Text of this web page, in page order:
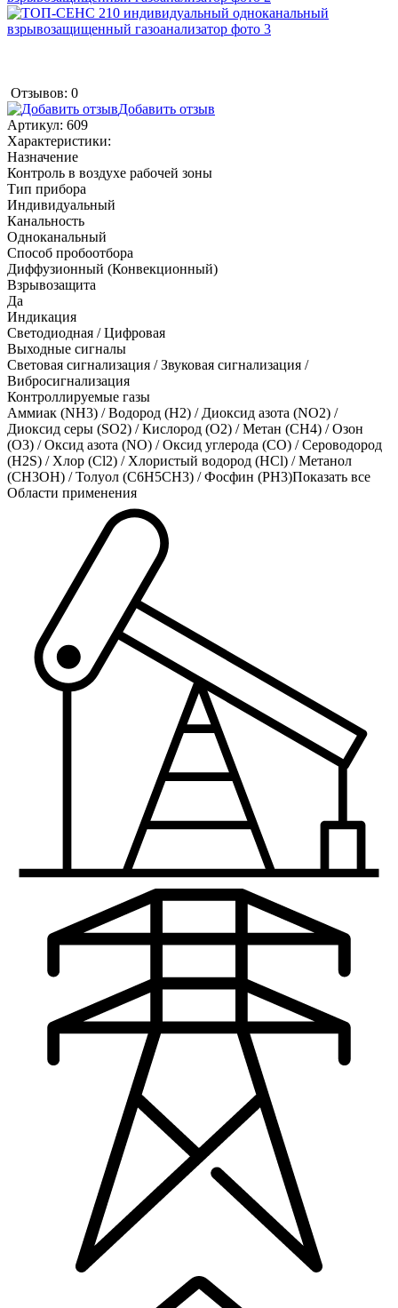
Отзывов: 0
Добавить отзыв
Артикул: 609
Характеристики:
Назначение
Контроль в воздухе рабочей зоны
Тип прибора
Индивидуальный
Канальность
Одноканальный
Способ пробоотбора
Диффузионный (Конвекционный)
Взрывозащита
Да
Индикация
Светодиодная / Цифровая
Выходные сигналы
Световая сигнализация / Звуковая сигнализация /
Вибросигнализация
Контроллируемые газы
Аммиак (NH3) /Водород (H2) / Диоксид азота (NO2) /
Диоксид серы (SO2) /Кислород (O2) /Метан (CH4) /Озон
(O3) /Оксид азота (NO) /Оксид углерода (CO) /Сероводород
(H2S) / Хлор (Cl2) / Хлористый водород (HCl) /Метанол
(CH3OH) /Толуол (C6H5CH3) /Фосфин (PH3)Показать все
Области применения